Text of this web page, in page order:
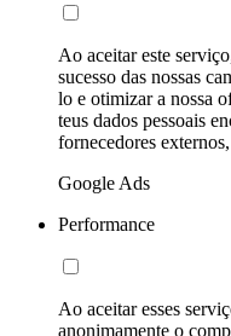
Ao aceitar este
sucesso das nossas
lo e otimizar a nossa
teus dados pessoais
fornecedores
Google Ads
Performance
Ao aceitar esses
anonimamente o